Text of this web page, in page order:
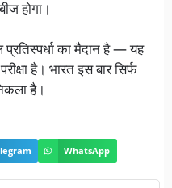
होगा।
का मैदान है — यह
है। भारत इस बार सिर्फ
है।
WhatsApp